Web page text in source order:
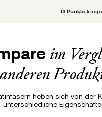
13 Punkte
im
anderen
heben sich von der
unterschiedliche